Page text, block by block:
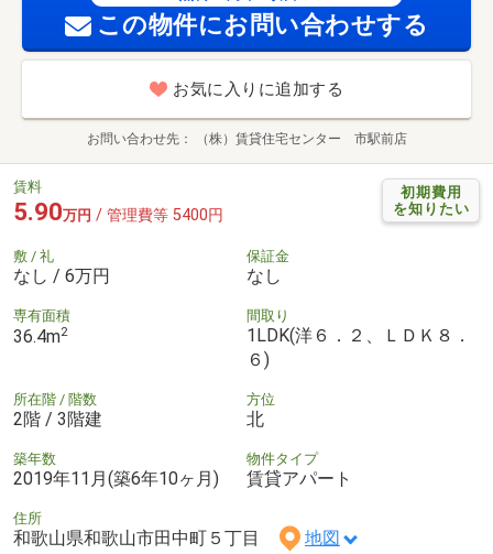
この物件にお問い合わせする
お気に入りに追加する
お問い合わせ先 （株）賃貸住宅センター 市駅前店
初期費用
を知りたい
賃料
5.90万円 / 管理費等 5400円
敷 / 礼
なし / 6万円
保証金
なし
専有面積
36.4m2
間取り
1LDK(洋６．２、ＬＤＫ８．
６)
所在階 / 階数
2階 / 3階建
方位
北
築年数
2019年11月(築6年10ヶ月)
物件タイプ
賃貸アパート
住所
和歌山県和歌山市田中町５丁目 地図